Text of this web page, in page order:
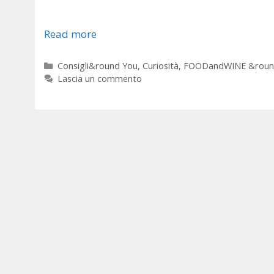
Read more
Categorie
Consigli&round You, Curiosità, FOODandWINE
Lascia un commento